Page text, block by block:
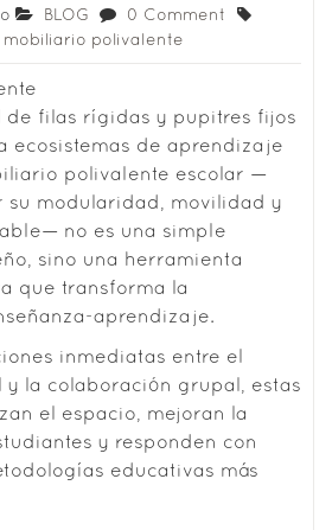
BLOG
0 Comment
mobiliario polivalente
de filas rígidas y pupitres fijos
ecosistemas de aprendizaje
polivalente escolar —
su modularidad, movilidad y
no es una simple
sino una herramienta
que transforma la
aprendizaje.
inmediatas entre el
la colaboración grupal, estas
el espacio, mejoran la
y responden con
educativas más